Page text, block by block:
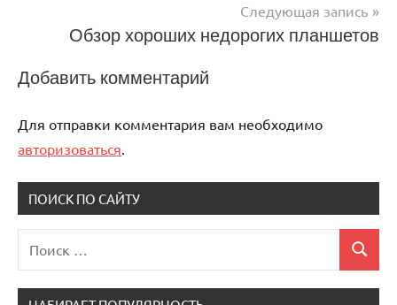
записям
Следующая запись
Обзор хороших недорогих планшетов
Добавить комментарий
Для отправки комментария вам необходимо
авторизоваться
ПОИСК ПО САЙТУ
для:
Поиск